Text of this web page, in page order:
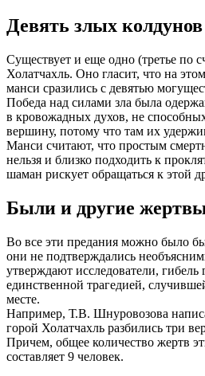
Девять злых колдунов
Существует и еще одно (третье по
Холатчахль. Оно гласит, что на
манси сразились с девятью
Победа над силами зла была
в кровожадных духов, не
вершину, потому что там их
Манси считают, что простым
нельзя и близко подходить к
шаман рискует обращаться к этой
Были и другие
Во все эти предания можно было
они не подтверждались
утверждают исследователи,
единственной трагедией,
месте.
Например, Т.В. Шнуровозова
горой Холатчахль разбились три
Причем, общее количество жертв
составляет 9 человек.